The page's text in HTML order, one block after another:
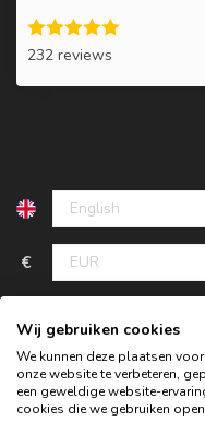
232 reviews
€
Wij gebruiken cookies
We kunnen deze plaatsen
onze website te verbeteren,
een geweldige website-
cookies die we gebruiken